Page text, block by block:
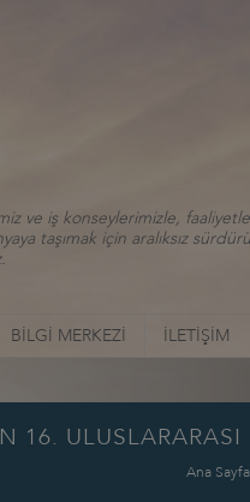
ve iş konseylerimizle,
taşımak için aralıksız
BİLGİ MERKEZİ İLETİŞİM
16.
Ana Sayfa